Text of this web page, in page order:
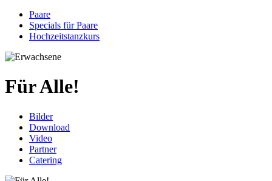
Paare
Specials für Paare
Hochzeitstanzkurs
Für Alle!
Bilder
Download
Video
Partner
Catering